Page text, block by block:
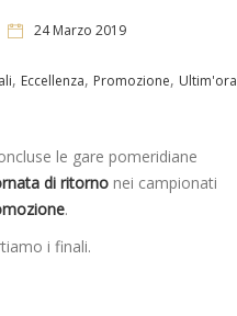
24 Marzo 2019
, Eccellenza, Promozione, Ultim'ora
le gare pomeridiane
di ritorno nei campionati
.
i finali.